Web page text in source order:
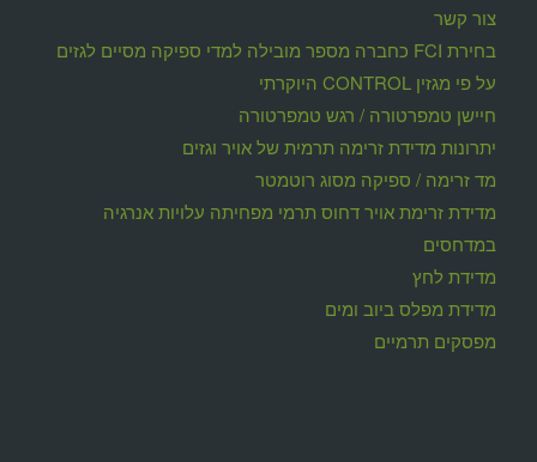
צור קשר
בחירת FCI כחברה מספר מובילה למדי ספיקה מסיים לגזים
על פי מגזין CONTROL היוקרתי
חיישן טמפרטורה / רגש טמפרטורה
יתרונות מדידת זרימה תרמית של אויר וגזים
מד זרימה / ספיקה מסוג רוטמטר
מדידת זרימת אויר דחוס תרמי מפחיתה עלויות אנרגיה
במדחסים
מדידת לחץ
מדידת מפלס ביוב ומים
מפסקים תרמיים